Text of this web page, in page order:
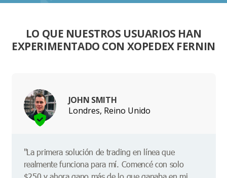
LO QUE NUESTROS USUARIOS HAN
EXPERIMENTADO CON XOPEDEX FERNIN
JOHN SMITH
Londres, Reino Unido
"La primera solución de trading en línea que
realmente funciona para mí. Comencé con solo